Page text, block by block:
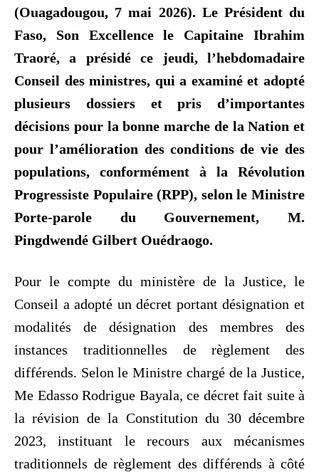
(Ouagadougou, 7 mai 2026). Le Président du
Faso, Son Excellence le Capitaine Ibrahim
Traoré, a présidé ce jeudi, l’hebdomadaire
Conseil des ministres, qui a examiné et adopté
plusieurs dossiers et pris d’importantes
décisions pour la bonne marche de la Nation et
pour l’amélioration des conditions de vie des
populations, conformément à la Révolution
Progressiste Populaire (RPP), selon le Ministre
Porte-parole du Gouvernement, M.
Pingdwendé Gilbert Ouédraogo.
Pour le compte du ministère de la Justice, le
Conseil a adopté un décret portant désignation et
modalités de désignation des membres des
instances traditionnelles de règlement des
différends. Selon le Ministre chargé de la Justice,
Me Edasso Rodrigue Bayala, ce décret fait suite à
la révision de la Constitution du 30 décembre
2023, instituant le recours aux mécanismes
traditionnels de règlement des différends à côté